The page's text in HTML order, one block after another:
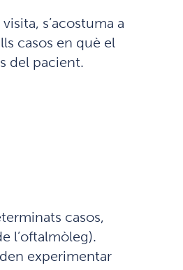
s’acostuma a
casos en què el
del pacient.
casos,
l’oftalmòleg).
experimentar